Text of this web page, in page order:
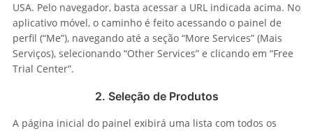
USA. Pelo navegador, basta acessar a URL indicada acima. No
aplicativo móvel, o caminho é feito acessando o painel de
perfil (“Me”), navegando até a seção “More Services” (Mais
Serviços), selecionando “Other Services” e clicando em “Free
Trial Center”.
2. Seleção de Produtos
A página inicial do painel exibirá uma lista com todos os